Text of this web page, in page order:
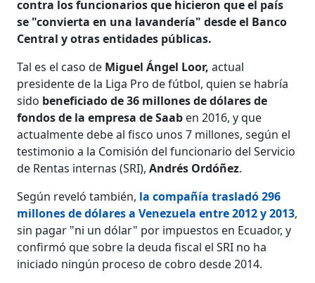
contra los funcionarios que hicieron que el país
se "convierta en una lavandería" desde el Banco
Central y otras entidades públicas.
Tal es el caso de Miguel Ángel Loor, actual
presidente de la Liga Pro de fútbol, quien se habría
sido beneficiado de 36 millones de dólares de
fondos de la empresa de Saab en 2016, y que
actualmente debe al fisco unos 7 millones, según el
testimonio a la Comisión del funcionario del Servicio
de Rentas internas (SRI),Andrés Ordóñez.
Según reveló también, la compañía trasladó 296
millones de dólares a Venezuela entre 2012 y 2013,
sin pagar "ni un dólar" por impuestos en Ecuador, y
confirmó que sobre la deuda fiscal el SRI no ha
iniciado ningún proceso de cobro desde 2014.